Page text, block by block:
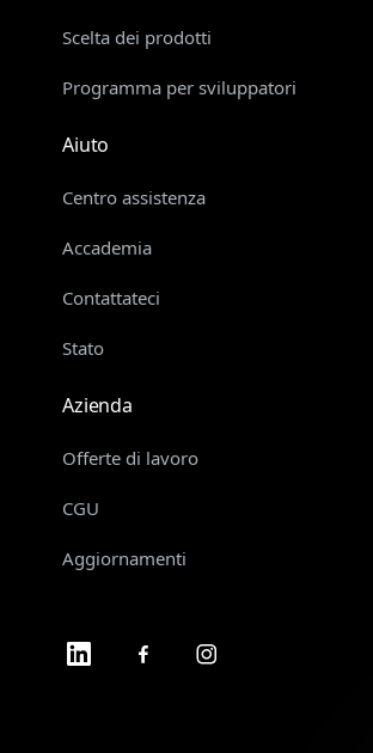
Scelta dei prodotti
Programma per sviluppatori
Aiuto
Centro assistenza
Accademia
Contattateci
Stato
Azienda
Offerte di lavoro
CGU
Aggiornamenti